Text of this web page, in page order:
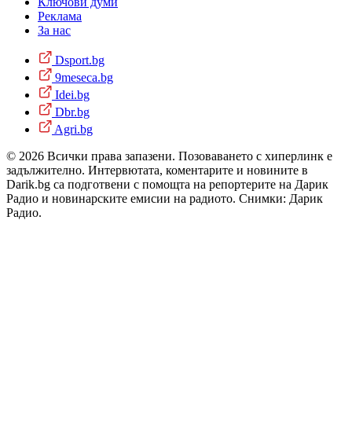
Реклама
За нас
Dsport.bg
9meseca.bg
Idei.bg
Dbr.bg
Agri.bg
© 2026 Всички права запазени. Позоваването с хиперлинк е
задължително. Интервютата, коментарите и новините в
Darik.bg са подготвени с помощта на репортерите на Дарик
Радио и новинарските емисии на радиото. Снимки: Дарик
Радио.